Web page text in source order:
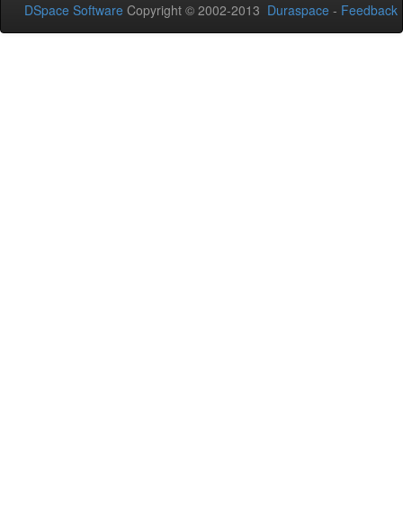
DSpace Software Copyright © 2002-2013 Duraspace - Feedback